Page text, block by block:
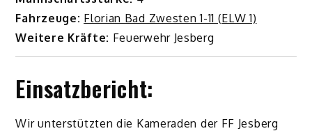
Fahrzeuge: Florian Bad Zwesten 1-11 (ELW 1)
Weitere Kräfte: Feuerwehr Jesberg
Einsatzbericht:
Wir unterstützten die Kameraden der FF Jesberg